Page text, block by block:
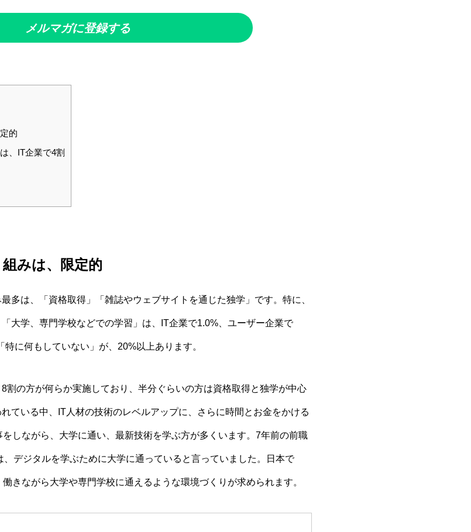
メルマガに登録する
的
、IT企業で4割
みは、限定的
多は、「資格取得」「雑誌やウェブサイトを通じた独学」です。特に、
大学、専門学校などでの学習」は、IT企業で1.0%、ユーザー企業で
に何もしていない」が、20%以上あります。
割の方が何らか実施しており、半分ぐらいの方は資格取得と独学が中心
ている中、IT人材の技術のレベルアップに、さらに時間とお金をかける
しながら、大学に通い、最新技術を学ぶ方が多くいます。7年前の前職
デジタルを学ぶために大学に通っていると言っていました。日本で
きながら大学や専門学校に通えるような環境づくりが求められます。